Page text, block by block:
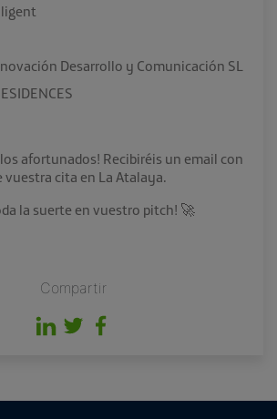
Desarrollo y Comunicación SL
afortunados! Recibiréis un email con
vuestra cita en La Atalaya.
la suerte en vuestro pitch! 🚀
Compartir